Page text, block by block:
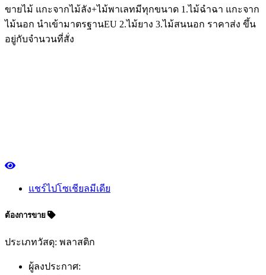
ขายไม้ แกะจากไม้ลัง+ไม้พาเลทมีทุกขนาด 1.ไม้ฉำฉา แกะจาก
ไม้นอก นำเข้ามาตรฐานEU 2.ไม้ยาง 3.ไม้สนนอก ราคาส่ง ขึ้น
อยู่กับจำนวนที่สั่ง
แชร์ไปโซเชียลมีเดีย
ต้องการขาย
ประเภทวัสดุ: พลาสติก
ผู้ลงประกาศ: